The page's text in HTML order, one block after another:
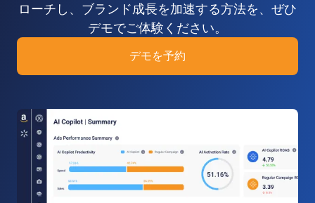
ローチし、ブランド成長を加速する方法を、ぜひ
デモでご体験ください。
デモを予約